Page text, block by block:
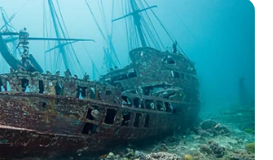
lleva como nombre
a la obra póstuma del nobel de
Márquez, y así rendirle un
autor, consolidando a su vez a la
en el turismo literario.
de la Casa Museo del Telegrafistay
Gabriel García Márquez, relató